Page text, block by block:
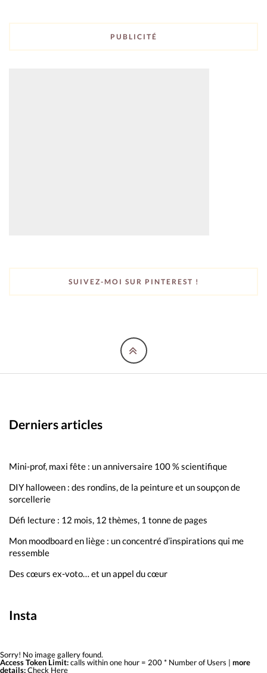
PUBLICITÉ
SUIVEZ-MOI SUR PINTEREST !
Derniers articles
Mini-prof, maxi fête : un anniversaire 100 % scientifique
DIY halloween : des rondins, de la peinture et un soupçon de
sorcellerie
Défi lecture : 12 mois, 12 thèmes, 1 tonne de pages
Mon moodboard en liège : un concentré d’inspirations qui me
ressemble
Des cœurs ex-voto… et un appel du cœur
Insta
Sorry! No image gallery found.
Access Token Limit:calls within one hour = 200 * Number of Users | more
details:Check Here